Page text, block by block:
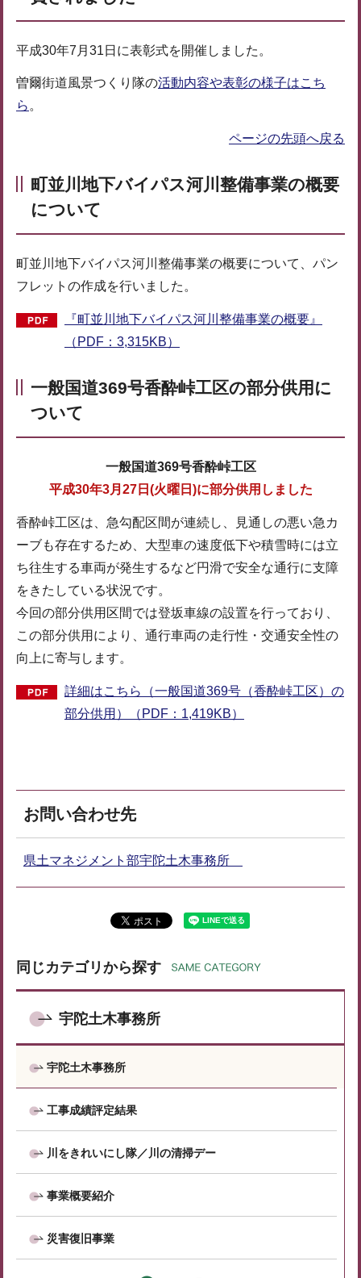
平成30年7月31日に表彰式を開催しました。
曽爾街道風景つくり隊の活動内容や表彰の様子はこち
ら。
ページの先頭へ戻る
町並川地下バイパス河川整備事業の概要
について
町並川地下バイパス河川整備事業の概要について、パン
フレットの作成を行いました。
『町並川地下バイパス河川整備事業の概要』
（PDF：3,315KB）
一般国道369号香酔峠工区の部分供用に
ついて
一般国道369号香酔峠工区
平成30年3月27日(火曜日)に部分供用しました
香酔峠工区は、急勾配区間が連続し、見通しの悪い急カ
ーブも存在するため、大型車の速度低下や積雪時には立
ち往生する車両が発生するなど円滑で安全な通行に支障
をきたしている状況です。
今回の部分供用区間では登坂車線の設置を行っており、
この部分供用により、通行車両の走行性・交通安全性の
向上に寄与します。
詳細はこちら（一般国道369号（香酔峠工区）の
部分供用）（PDF：1,419KB）
お問い合わせ先
県土マネジメント部宇陀土木事務所
同じカテゴリから探す
宇陀土木事務所
宇陀土木事務所
工事成績評定結果
川をきれいにし隊／川の清掃デー
事業概要紹介
災害復旧事業